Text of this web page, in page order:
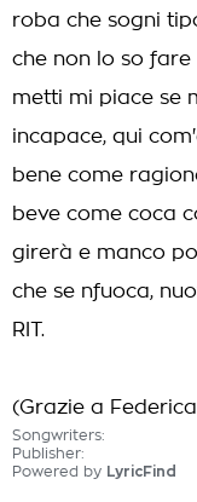
roba che sogni
che non lo so
metti mi piace se
incapace, qui
bene come
beve come coca
girerà e manco
che se nfuoca,
RIT.
(Grazie a
Songwriters:
Publisher:
Powered by LyricFind